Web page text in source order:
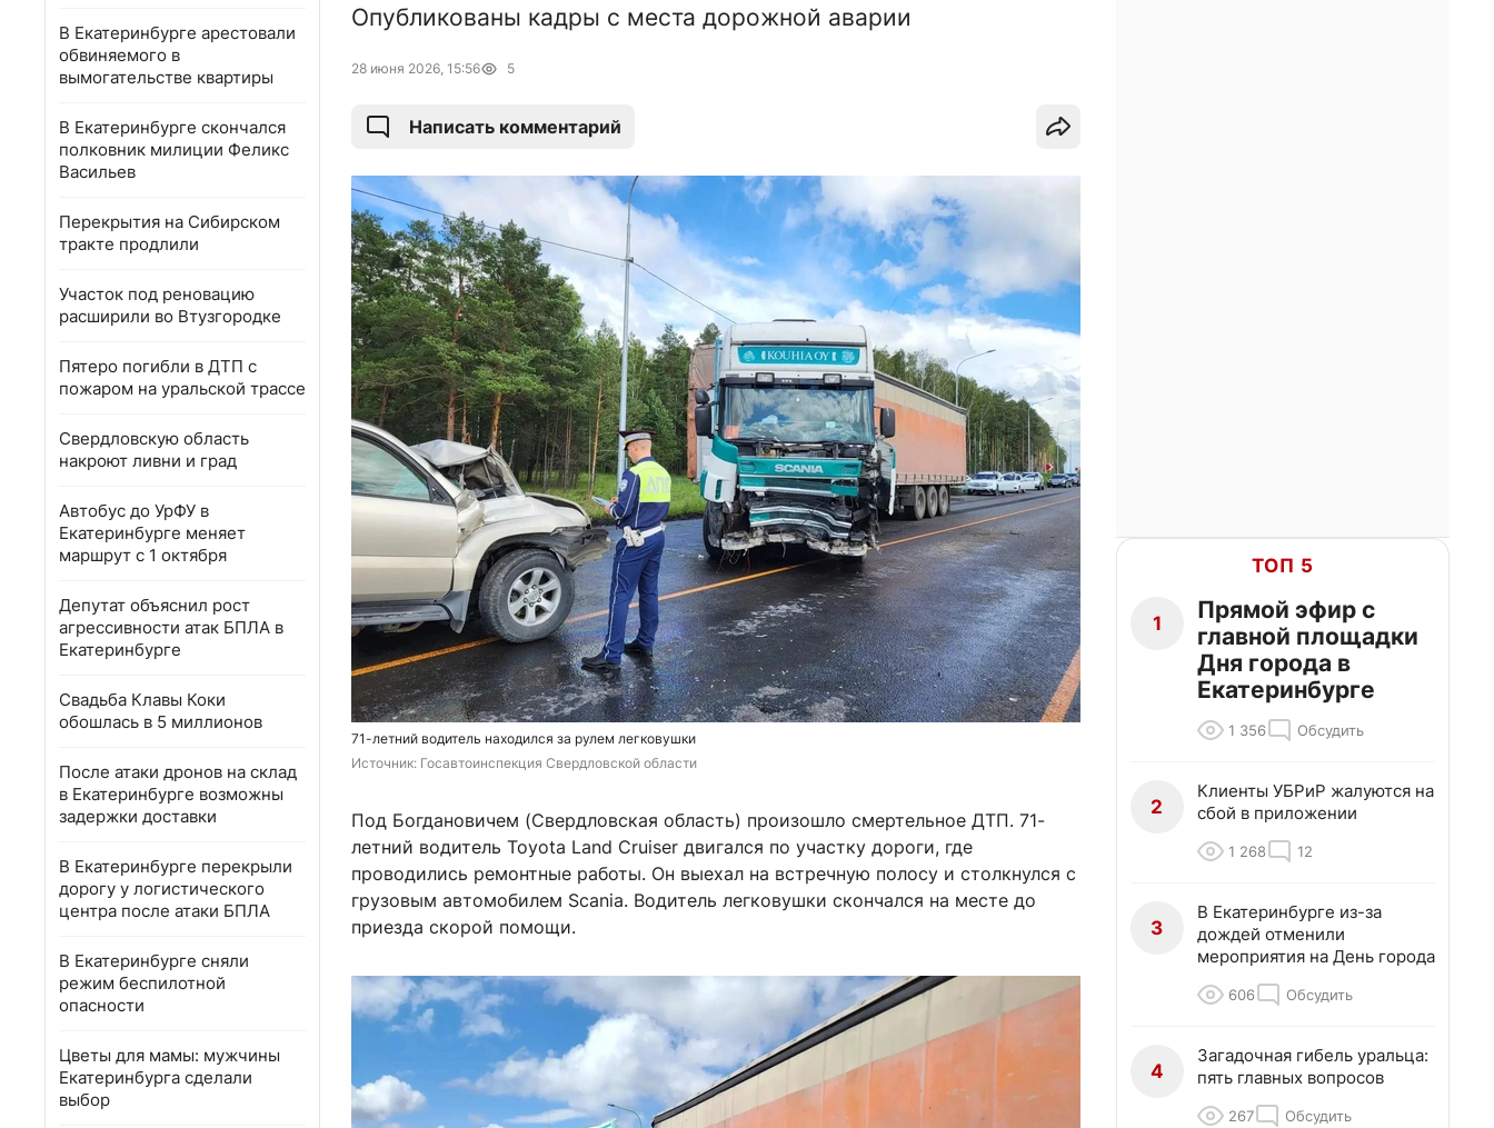
В Екатеринбурге арестовали
обвиняемого в
вымогательстве квартиры
В Екатеринбурге скончался
полковник милиции Феликс
Васильев
Перекрытия на Сибирском
тракте продлили
Участок под реновацию
расширили во Втузгородке
Пятеро погибли в ДТП с
пожаром на уральской трассе
Свердловскую область
накроют ливни и град
Автобус до УрФУ в
Екатеринбурге меняет
маршрут с 1 октября
Депутат объяснил рост
агрессивности атак БПЛА в
Екатеринбурге
Свадьба Клавы Коки
обошлась в 5 миллионов
После атаки дронов на склад
в Екатеринбурге возможны
задержки доставки
В Екатеринбурге перекрыли
дорогу у логистического
центра после атаки БПЛА
В Екатеринбурге сняли
режим беспилотной
опасности
Цветы для мамы: мужчины
Екатеринбурга сделали
выбор
Опубликованы кадры с места дорожной аварии
28 июня 2026, 15:56 5
Написать комментарий
71-летний водитель находился за рулем легковушки
Источник: Госавтоинспекция Свердловской области
Под Богдановичем (Свердловская область) произошло смертельное ДТП. 71-
летний водитель Toyota Land Cruiser двигался по участку дороги, где
проводились ремонтные работы. Он выехал на встречную полосу и столкнулся с
грузовым автомобилем Scania. Водитель легковушки скончался на месте до
приезда скорой помощи.
ТОП 5
1
Прямой эфир с
главной площадки
Дня города в
Екатеринбурге
1 356 Обсудить
2
Клиенты УБРиР жалуются на
сбой в приложении
1 268 12
3
В Екатеринбурге из-за
дождей отменили
мероприятия на День города
606 Обсудить
4
Загадочная гибель уральца:
пять главных вопросов
267 Обсудить